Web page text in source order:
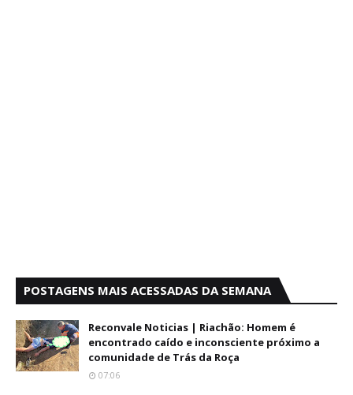
POSTAGENS MAIS ACESSADAS DA SEMANA
Reconvale Noticias | Riachão: Homem é
encontrado caído e inconsciente próximo a
comunidade de Trás da Roça
07:06